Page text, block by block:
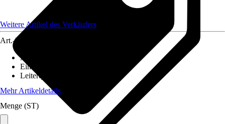
Weitere Artikel des Verkäufers
Art.-Nr.
Ausführung
Einheit
Leiterquerschnitt
Mehr Artikeldetails
Menge (ST)